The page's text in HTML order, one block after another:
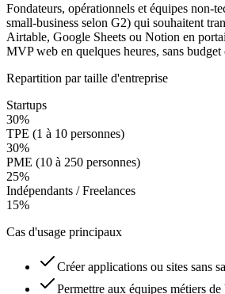
Fondateurs, opérationnels et équipes non-
small-business selon G2) qui souhaitent
Airtable, Google Sheets ou Notion en
MVP web en quelques heures, sans budget
Repartition par taille d'entreprise
Startups
30%
TPE (1 à 10 personnes)
30%
PME (10 à 250 personnes)
25%
Indépendants / Freelances
15%
Cas d'usage principaux
Créer applications ou sites sans
Permettre aux équipes métiers